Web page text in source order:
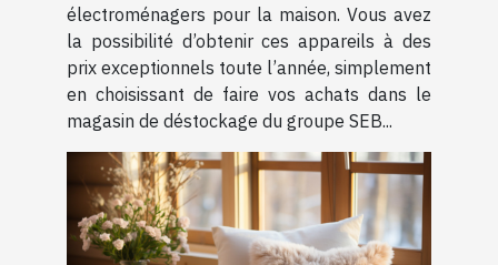
électroménagers pour la maison. Vous avez
la possibilité d’obtenir ces appareils à des
prix exceptionnels toute l’année, simplement
en choisissant de faire vos achats dans le
magasin de déstockage du groupe SEB...